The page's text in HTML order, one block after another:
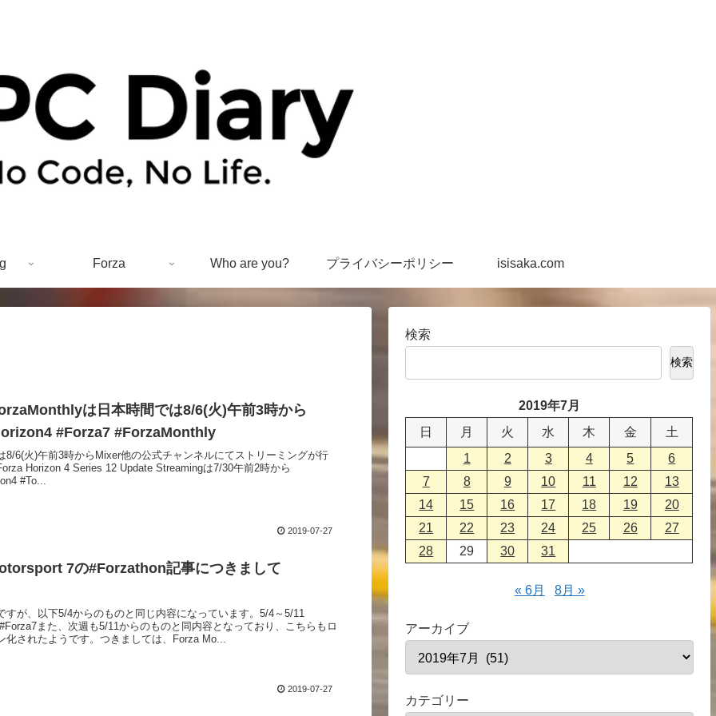
Forza Who are you? プライバシーポリシー isisaka.com
は日本時間では8/6(火)午前3時から
#Forza7 #ForzaMonthly
8/6(火)午前3時からMixer他の公式チャンネルにてストリーミングが行
Horizon 4 Series 12 Update Streamingは7/30午前2時から
#To...
2019-07-27
7の#Forzathon記事につきまして
すが、以下5/4からのものと同じ内容になっています。5/4～5/11
また、次週も5/11からのものと同内容となっており、こちらもロ
化されたようです。つきましては、Forza Mo...
2019-07-27
検索
検索
2019年7月
日
月 火 水 木 金
土
1
2 3 4 5
6
7
8 9 10 11 12
13
14
15 16 17 18 19
20
21
22 23 24 25 26
27
28
29 30 31
« 6月 8月 »
アーカイブ
カテゴリー